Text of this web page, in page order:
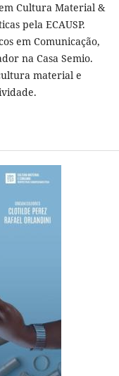
em Cultura Material &
pela ECAUSP.
em Comunicação,
na Casa Semio.
material e